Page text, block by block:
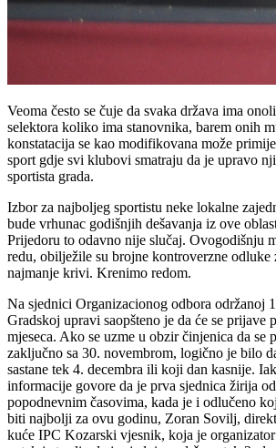
Veoma često se čuje da svaka država ima
selektora koliko ima stanovnika, barem onih
konstatacija se kao modifikovana može
sport gdje svi klubovi smatraju da je upravo
sportista grada.
Izbor za najboljeg sportistu neke lokalne
bude vrhunac godišnjih dešavanja iz ove
Prijedoru to odavno nije slučaj. Ovogodišnju
redu, obilježile su brojne kontroverzne odluke
najmanje krivi. Krenimo redom.
Na sjednici Organizacionog odbora održanoj
Gradskoj upravi saopšteno je da će se prijave
mjeseca. Ako se uzme u obzir činjenica da se
zaključno sa 30. novembrom, logično je bilo
sastane tek 4. decembra ili koji dan kasnije.
informacije govore da je prva sjednica žirija
popodnevnim časovima, kada je i odlučeno
biti najbolji za ovu godinu, Zoran Sovilj,
kuće IPC Kozarski vjesnik, koja je